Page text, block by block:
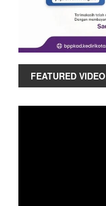
FEATURED VIDEO